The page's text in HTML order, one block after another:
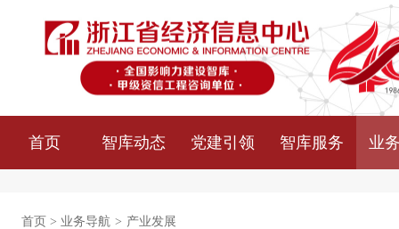
首页 智库动态 党建引领 智库服务 业
首页 > 业务导航 > 产业发展